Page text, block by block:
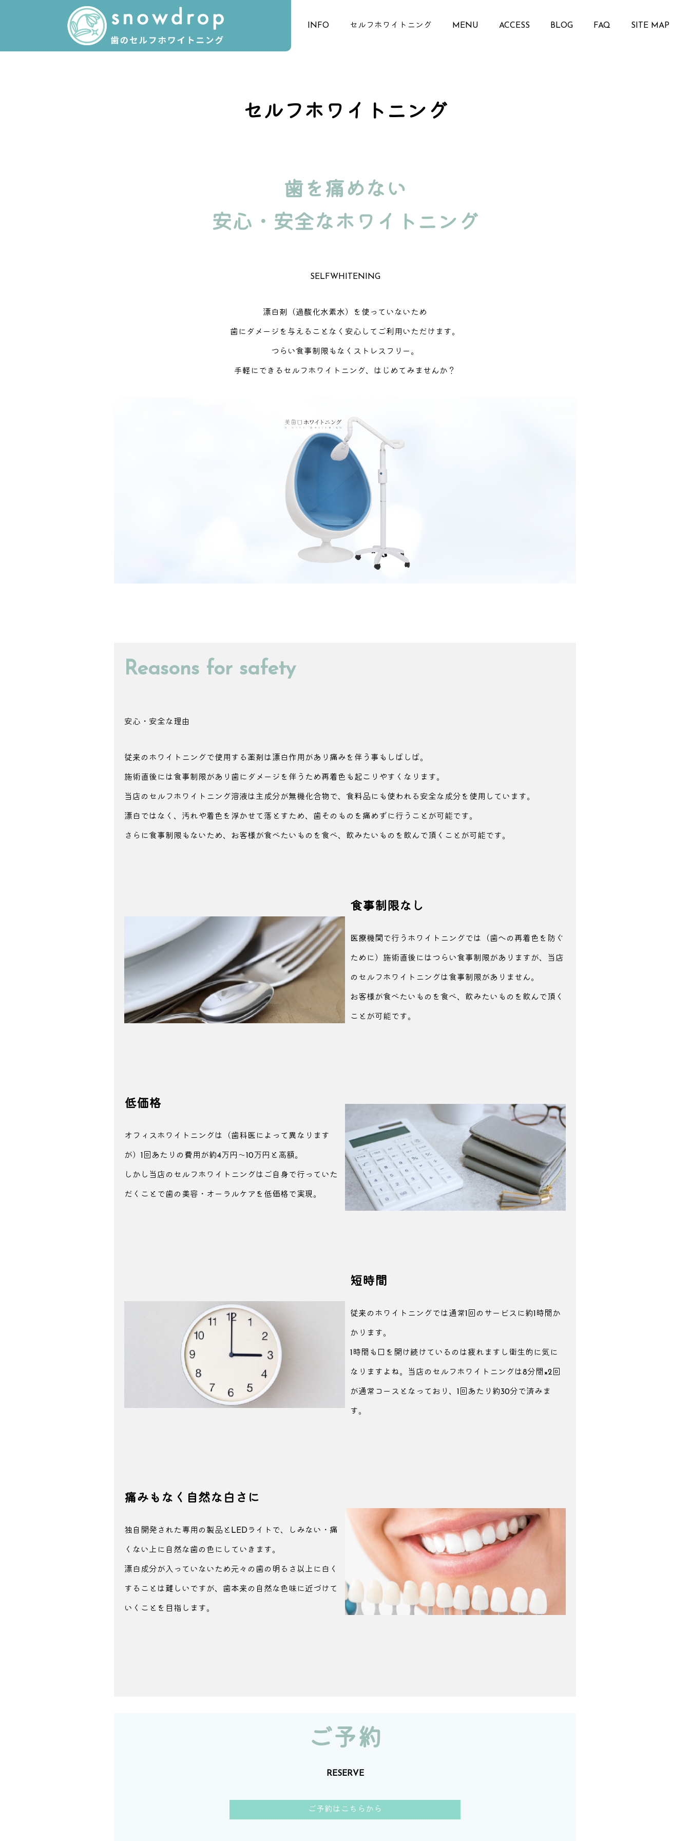
INFO セルフホワイトニング MENU ACCESS BLOG FAQ SITE MAP
セルフホワイトニング
歯を痛めない
安心・安全なホワイトニング
SELFWHITENING
漂白剤（過酸化水素水）を使っていないため
歯にダメージを与えることなく安心して ご利用いただけます。
つらい食事制限もなく ストレスフリー。
手軽にできるセルフホワイトニング、はじめてみませんか？
Reasons for safety
安心・安全な理由
従来のホワイトニングで使用する薬剤は漂白作用があり痛みを伴う事もしばしば。
施術直後には食事制限があり歯にダメージを 伴うため再着色も起こりやすくなります。
当店のセルフホワイトニング溶液は主成分が無機化合物で、食料品にも使われる安全な 成分を使用しています。
漂白ではなく、汚れや着色を浮かせて落とすため、歯そのものを 痛めずに行うことが可能です。
さらに食事制限もないため、お客様が食べたいものを食べ、 飲みたいものを飲んで頂くことが可能です。
食事制限なし
医療機関で行うホワイトニングでは（歯への 再着色を防ぐ
ために）施術直後にはつらい食事制限がありますが、当店
のセルフホワイトニングは食事制限がありません。
お客様が食べたいものを食べ、 飲みたいものを飲んで頂く
ことが可能です。
低価格
オフィスホワイトニングは（歯科医によって 異なります
が）1回あたりの費用が約4万円～10万円と高額。
しかし当店のセルフホワイトニングはご自身で行っていた
だくことで歯の 美容・オーラルケアを低価格で実現。
短時間
従来のホワイトニングでは通常1回の サービスに約1時間か
かります。
1時間も口を 開け続けているのは疲れますし衛生的に気に
なりますよね。当店のセルフホワイトニングは8分間×2回
が通常コースとなっており、 1回あたり約30分で済みま
す。
痛みもなく自然な白さに
独自開発された専用の製品とLEDライトで、しみない・痛
くない上に自然な歯の色に していきます。
漂白成分が入っていないため元々の歯の明るさ以上に白く
することは難しいですが、歯本来の自然な色味に近づけて
いくことを目指します。
ご予約
RESERVE
ご予約はこちらから